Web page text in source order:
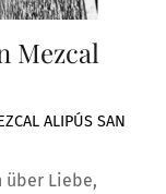
Mezcal
ALIPÚS SAN
über Liebe,